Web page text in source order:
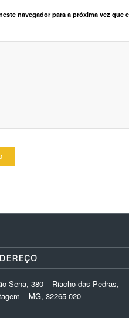
navegador para a próxima vez que
Sena, 380 – Riacho das Pedras,
– MG, 32265-020